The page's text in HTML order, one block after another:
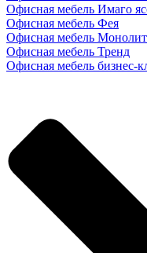
Офисная мебель Имаго
Офисная мебель Фея
Офисная мебель Монолит
Офисная мебель Тренд
Офисная мебель бизнес-